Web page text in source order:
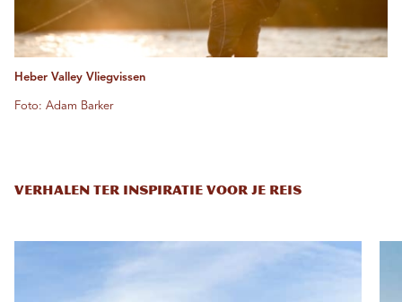
Heber Valley Vliegvissen
Foto: Adam Barker
VERHALEN TER INSPIRATIE VOOR JE REIS